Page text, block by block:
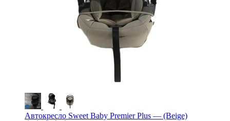
Автокресло Sweet Baby Premier Plus — (Beige)